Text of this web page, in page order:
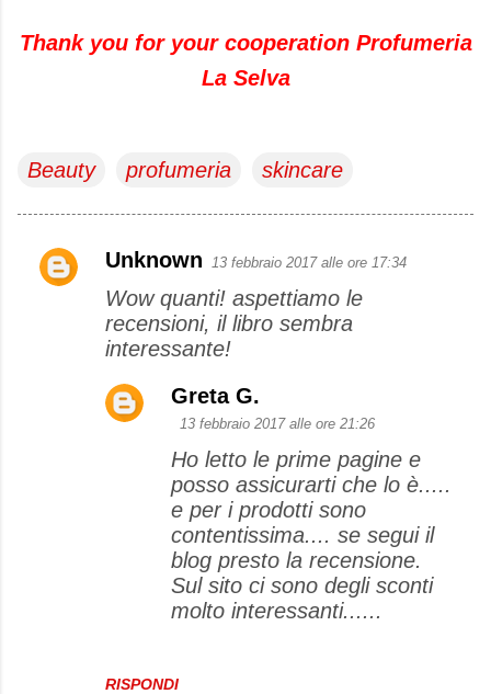
Thank you for your cooperation Profumeria
La Selva
Beauty profumeria skincare
C
Unknown 13 febbraio 2017 alle ore 17:34
Wow quanti! aspettiamo le
recensioni, il libro sembra
interessante!
RISPONDI
Greta G.
13 febbraio 2017 alle ore 21:26
Ho letto le prime pagine e
posso assicurarti che lo è.....
e per i prodotti sono
contentissima.... se segui il
blog presto la recensione.
Sul sito ci sono degli sconti
molto interessanti......